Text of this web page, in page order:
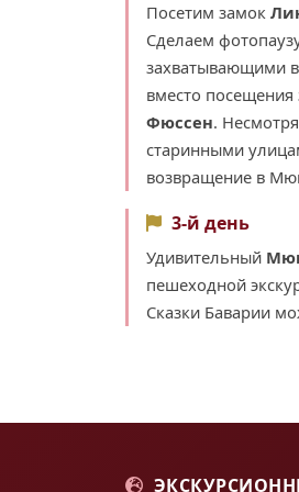
Посетим замок
Сделаем
захватывающими
вместо
Фюссен.
старинными
возвращение в
3-й день
Удивительный
пешеходной
Сказки Баварии